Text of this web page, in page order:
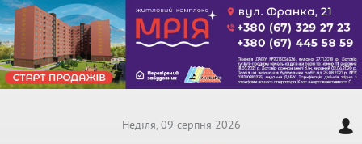
Недiля, 09 серпня 2026